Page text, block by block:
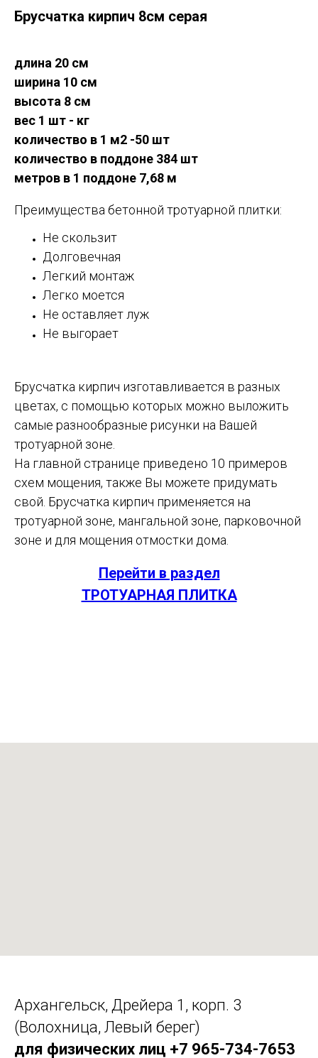
Брусчатка кирпич 8см серая
длина 20 см
ширина 10 см
высота 8 см
вес 1 шт - кг
количество в 1 м2 -50 шт
количество в поддоне 384 шт
метров в 1 поддоне 7,68 м
Преимущества бетонной тротуарной плитки:
Не скользит
Долговечная
Легкий монтаж
Легко моется
Не оставляет луж
Не выгорает
Брусчатка кирпич изготавливается в разных
цветах, с помощью которых можно выложить
самые разнообразные рисунки на Вашей
тротуарной зоне.
На главной странице приведено 10 примеров
схем мощения, также Вы можете придумать
свой. Брусчатка кирпич применяется на
тротуарной зоне, мангальной зоне, парковочной
зоне и для мощения отмостки дома.
Перейти в раздел
ТРОТУАРНАЯ ПЛИТКА
Архангельск, Дрейера 1, корп. 3
(Волохница, Левый берег)
для физических лиц +7 965-734-7653